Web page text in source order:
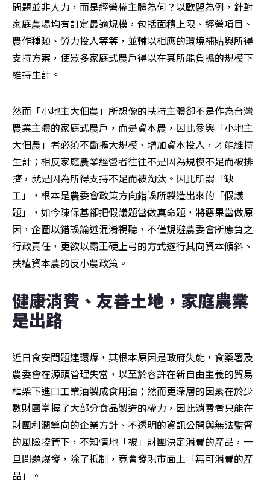
問題並非人力，而是經營權主體為何？以歐盟為例，針對
家庭農場均有訂定最適規模，包括面積上限、經營項目、
農作種類、勞力投入等等，並輔以相應的環境補貼與所得
支持方案，使眾多家庭式農戶得以在其所能負擔的規模下
維持生計。
然而「小地主大佃農」所想像的扶持主體卻不是作為台灣
農業主體的家庭式農戶，而是資本農，因此參與「小地主
大佃農」者必須不斷擴大規模、增加資本投入，才能維持
生計；相反家庭農業經營者往往不是因為規模不足而被排
擠，就是因為所得支持不足而被淘汰。因此所謂「缺
工」，根本是農委會政策方向錯誤所製造出來的「假議
題」，如今陳保基卻把假議題當做真命題，將惡果當做原
因，企圖以錯誤論述混淆視聽，不僅規避農委會所應負之
行政責任，更欲以霸王硬上弓的方式遂行其向資本傾斜、
扶植資本農的反小農政策。
健康消費、友善土地，家庭農業
是出路
近日食安問題連環爆，其根本原因是政府失能，食藥署及
農委會在源頭管理失當，以至於容許在新自由主義的貿易
框架下進口工業油製成食用油；然而更深層的因素在於少
數財團掌握了大部分食品製造的權力，因此消費者只能在
財團利潤導向的企業方針、不透明的資訊公開與無法監督
的風險控管下，不知情地「被」財團決定消費的產品，一
旦問題爆發，除了抵制，竟會發現市面上「無可消費的產
品」。